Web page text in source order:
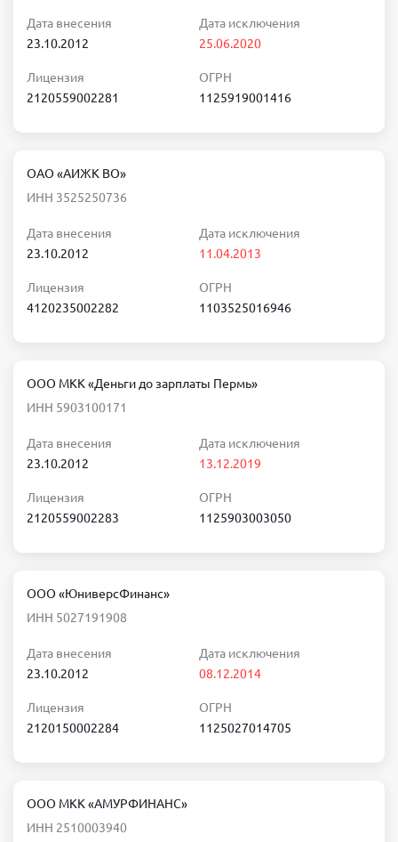
Дата внесения
23.10.2012
Дата исключения
25.06.2020
Лицензия
2120559002281
ОГРН
1125919001416
ОАО «АИЖК ВО»
ИНН 3525250736
Дата внесения
23.10.2012
Дата исключения
11.04.2013
Лицензия
4120235002282
ОГРН
1103525016946
ООО МКК «Деньги до зарплаты Пермь»
ИНН 5903100171
Дата внесения
23.10.2012
Дата исключения
13.12.2019
Лицензия
2120559002283
ОГРН
1125903003050
ООО «ЮниверсФинанс»
ИНН 5027191908
Дата внесения
23.10.2012
Дата исключения
08.12.2014
Лицензия
2120150002284
ОГРН
1125027014705
ООО МКК «АМУРФИНАНС»
ИНН 2510003940